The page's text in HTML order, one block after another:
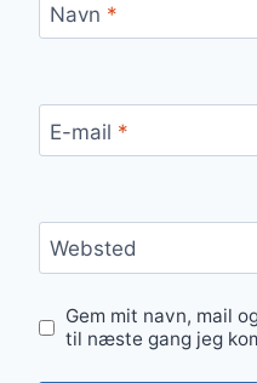
Navn *
E-mail *
Websted
Gem mit navn, mail
til næste gang jeg